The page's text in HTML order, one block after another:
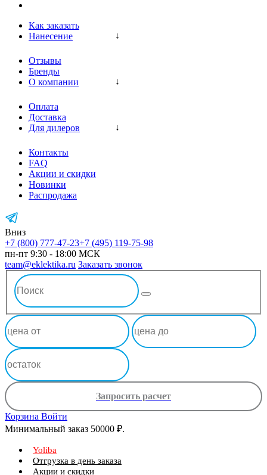
Как заказать
Нанесение
Отзывы
Бренды
О компании
Оплата
Доставка
Для дилеров
Контакты
FAQ
Акции и скидки
Новинки
Распродажа
Вниз
+7 (800) 777-47-23+7 (495) 119-75-98
пн-пт 9:30 - 18:00 МСК
team@eklektika.ru Заказать звонок
Запросить расчет
Корзина Войти
Минимальный заказ 50000 ₽.
Yoliba
Отгрузка в день заказа
Акции и скидки